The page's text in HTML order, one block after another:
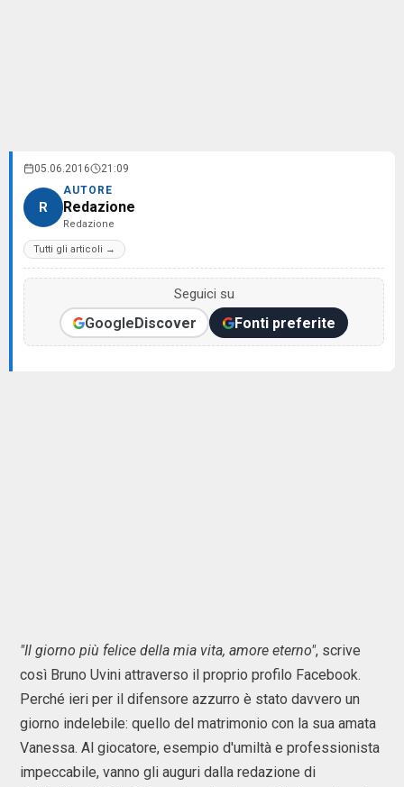
05.06.2016 21:09
R
AUTORE
Redazione
Redazione
Tutti gli articoli →
Seguici su
GoogleDiscover Fonti preferite
"Il giorno più felice della mia vita, amore eterno", scrive
così Bruno Uvini attraverso il proprio profilo Facebook.
Perché ieri per il difensore azzurro è stato davvero un
giorno indelebile: quello del matrimonio con la sua amata
Vanessa. Al giocatore, esempio d'umiltà e professionista
impeccabile, vanno gli auguri dalla redazione di